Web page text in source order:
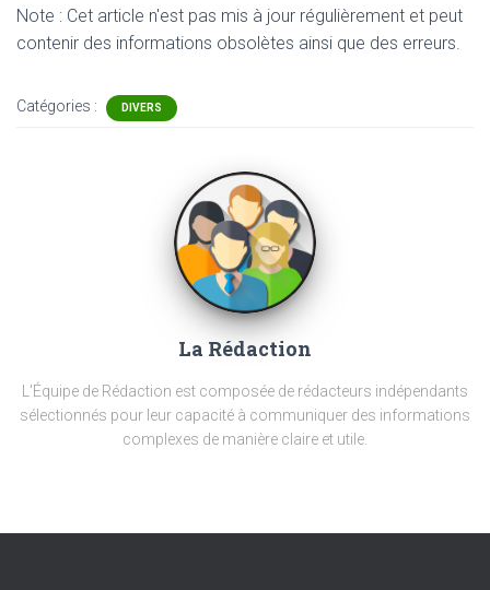
Note : Cet article n'est pas mis à jour régulièrement et peut
contenir des informations obsolètes ainsi que des erreurs.
Catégories : DIVERS
La Rédaction
L'Équipe de Rédaction est composée de rédacteurs indépendants
sélectionnés pour leur capacité à communiquer des informations
complexes de manière claire et utile.